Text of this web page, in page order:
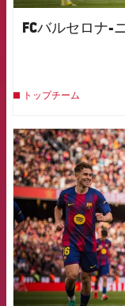
FCバルセロナ-
トップチーム